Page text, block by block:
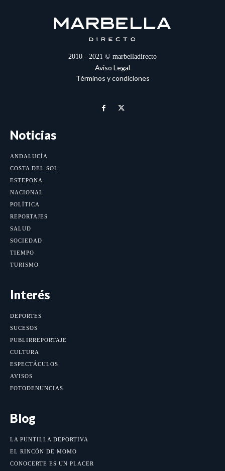
2010 - 2021 © marbelladirecto
Aviso Legal
Términos y condiciones
Noticias
ANDALUCÍA
COSTA DEL SOL
ESTEPONA
NACIONAL
POLÍTICA
REPORTAJES
SALUD
SOCIEDAD
TIEMPO
TURISMO
Interés
DEPORTES
SUCESOS
PUBLIRREPORTAJE
CULTURA
ESPECTÁCULOS
AVISOS
FOTODENUNCIAS
Blog
LA PUNTILLA DEPORTIVA
EL RINCÓN DE MOMO
CONOCERTE ES UN PLACER